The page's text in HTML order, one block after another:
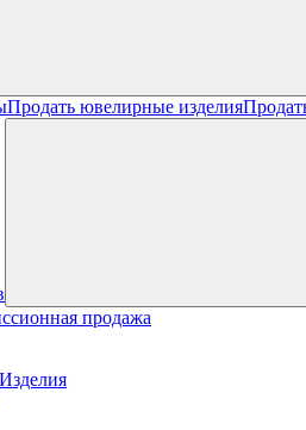
Продать ювелирные изделия
продажа